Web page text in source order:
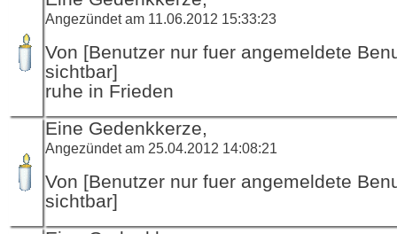
Angezündet am 11.06.2012 15:33:23
Von [Benutzer nur fuer angemeldete
sichtbar]
ruhe in Frieden
Eine Gedenkkerze,
Angezündet am 25.04.2012 14:08:21
Von [Benutzer nur fuer angemeldete
sichtbar]